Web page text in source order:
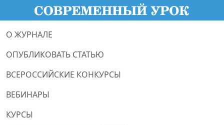
О ЖУРНАЛЕ
ОПУБЛИКОВАТЬ СТАТЬЮ
ВСЕРОССИЙСКИЕ КОНКУРСЫ
ВЕБИНАРЫ
КУРСЫ